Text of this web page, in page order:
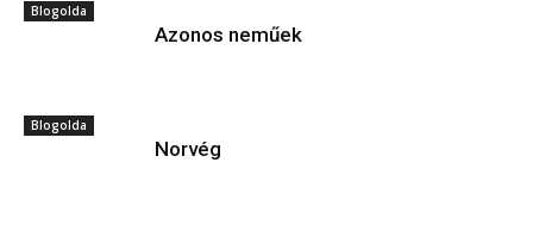
Blogolda
Azonos neműek
Blogolda
Norvég